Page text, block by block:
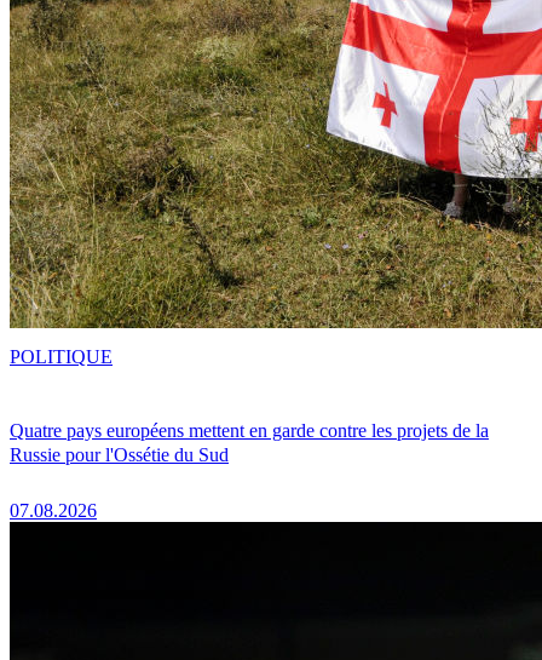
Quatre pays européens mettent en garde contre les projets de la
Russie pour l'Ossétie du Sud
07.08.2026
POLITIQUE